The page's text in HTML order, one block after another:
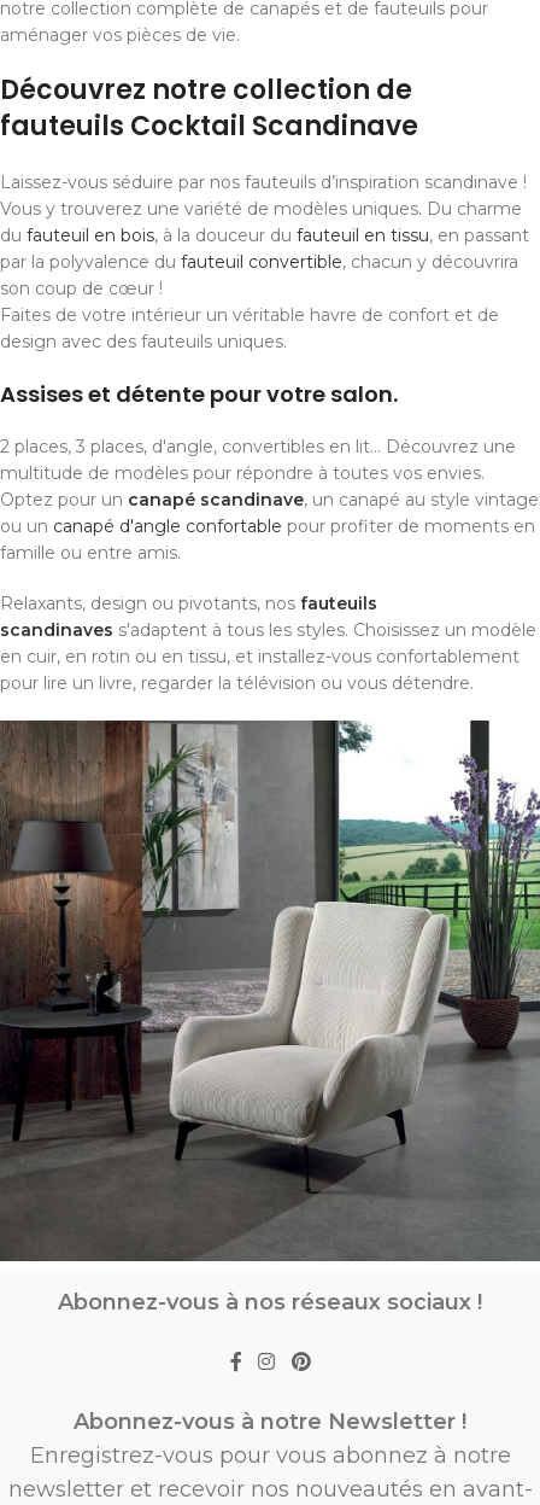
notre collection complète de canapés et de fauteuils pour
aménager vos pièces de vie.
Découvrez notre collection de
fauteuils Cocktail Scandinave
Laissez-vous séduire par nos fauteuils d’inspiration scandinave !
Vous y trouverez une variété de modèles uniques. Du charme
du fauteuil en bois, à la douceur du fauteuil en tissu, en passant
par la polyvalence du fauteuil convertible, chacun y découvrira
son coup de cœur !
Faites de votre intérieur un véritable havre de confort et de
design avec des fauteuils uniques.
Assises et détente pour votre salon.
2 places, 3 places, d'angle, convertibles en lit... Découvrez une
multitude de modèles pour répondre à toutes vos envies.
Optez pour un canapé scandinave, un canapé au style vintage
ou un canapé d'angle confortable pour profiter de moments en
famille ou entre amis.
Relaxants, design ou pivotants, nos fauteuils
scandinaves s'adaptent à tous les styles. Choisissez un modèle
en cuir, en rotin ou en tissu, et installez-vous confortablement
pour lire un livre, regarder la télévision ou vous détendre.
Abonnez-vous à nos réseaux sociaux !
Abonnez-vous à notre Newsletter !
Enregistrez-vous pour vous abonnez à notre
newsletter et recevoir nos nouveautés en avant-